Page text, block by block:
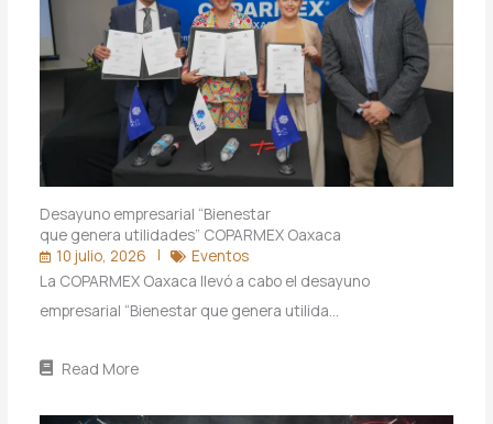
Desayuno empresarial “Bienestar
que genera utilidades” COPARMEX Oaxaca
10 julio, 2026
Eventos
La COPARMEX Oaxaca llevó a cabo el desayuno
empresarial “Bienestar que genera utilida…
Read More